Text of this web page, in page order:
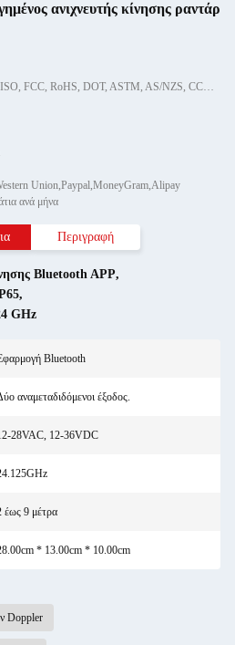
ανιχνευτής κίνησης ραντάρ
Πιστοποίηση: FDA, E-MARK, CE, ISO, FCC, RoHS, DOT, ASTM, AS/NZS, CCC, GS
Union,Paypal,MoneyGram,Alipay
ανά μήνα
Περιγραφή
Bluetooth APP,
,
GHz
Bluetooth
αναμεταδιδόμενοι έξοδος.
28VAC, 12-36VDC
έως 9 μέτρα
* 13.00cm * 10.00cm
Doppler